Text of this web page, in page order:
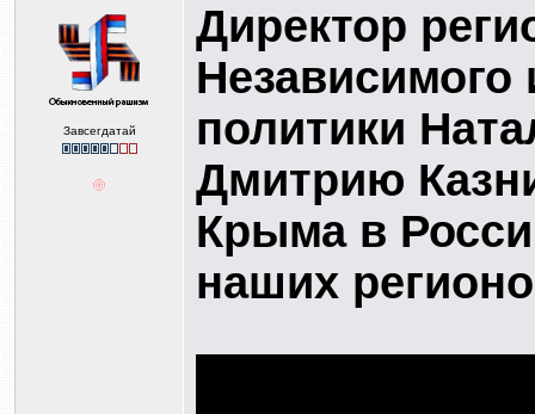
Завсегдатай
Директор
Независимого
политики
Дмитрию
Крыма в
наших